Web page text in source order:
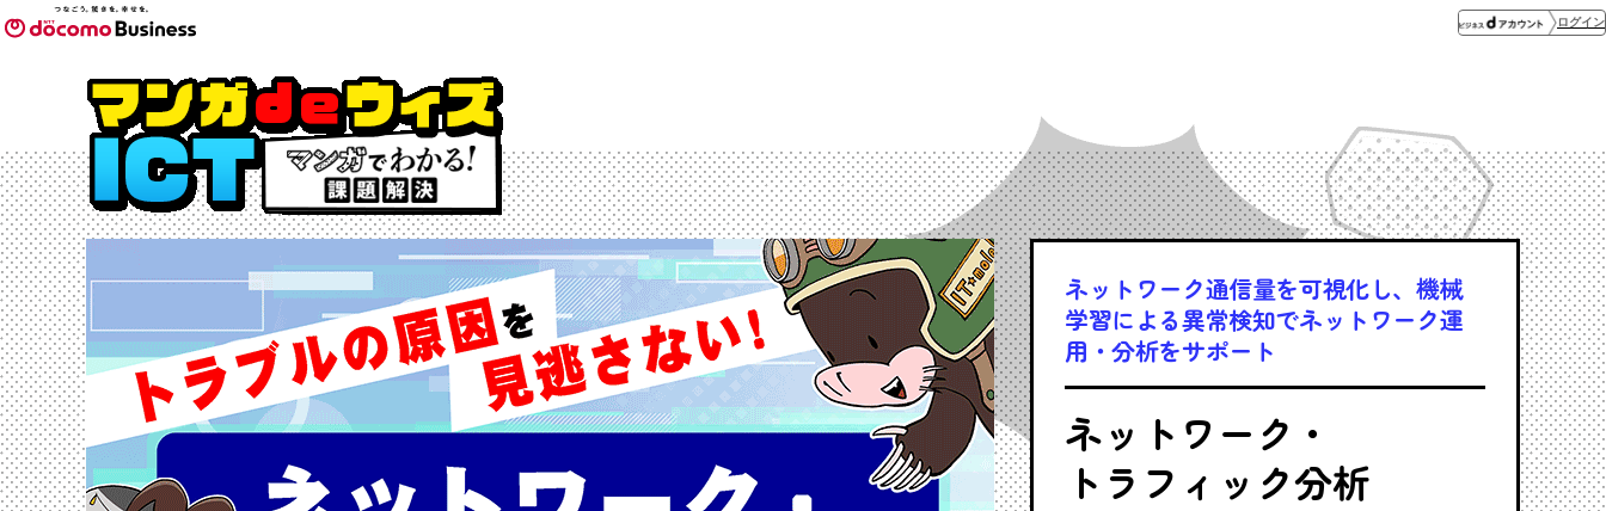
ログイン
ネットワーク通信量を可視化し、機械
学習による異常検知でネットワーク運
用・分析をサポート
ネットワーク・
トラフィック分析